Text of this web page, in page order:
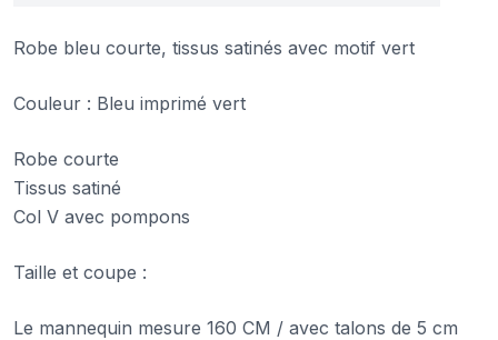
Robe bleu courte, tissus satinés avec motif vert
Couleur : Bleu imprimé vert
Robe courte
Tissus satiné
Col V avec pompons
Taille et coupe :
Le mannequin mesure 160 CM / avec talons de 5 cm